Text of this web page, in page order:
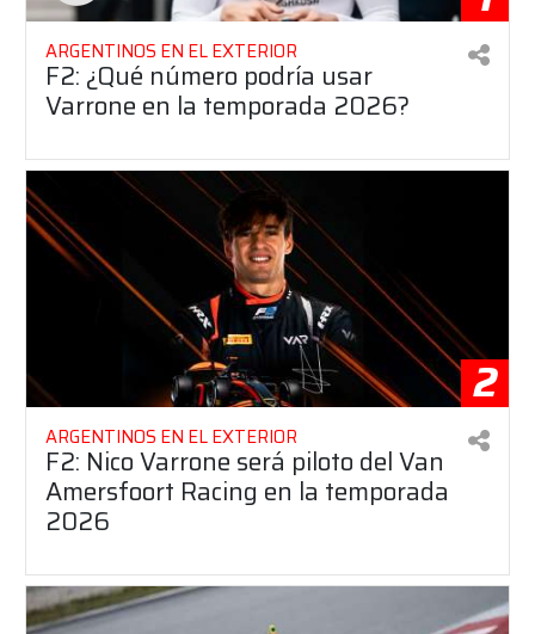
ARGENTINOS EN EL EXTERIOR
F2: ¿Qué número podría usar
Varrone en la temporada 2026?
2
ARGENTINOS EN EL EXTERIOR
F2: Nico Varrone será piloto del Van
Amersfoort Racing en la temporada
2026